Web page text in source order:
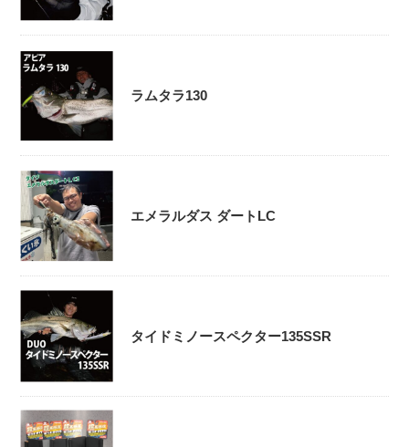
ラムタラ130
エメラルダス ダートLC
タイドミノースペクター135SSR